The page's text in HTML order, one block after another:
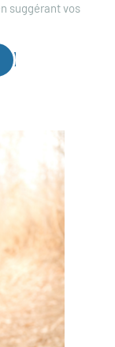
suggérant vos